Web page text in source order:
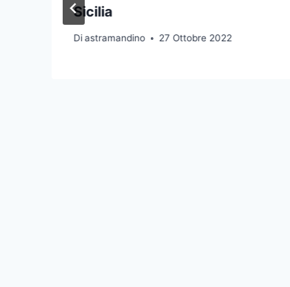
Sicilia
Diastramandino 27 Ottobre 2022